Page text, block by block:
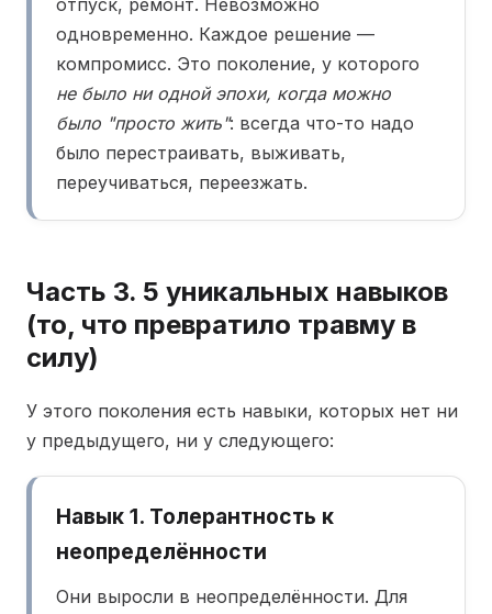
отпуск, ремонт. Невозможно
одновременно. Каждое решение —
компромисс. Это поколение, у которого
не было ни одной эпохи, когда можно
было "просто жить": всегда что-то надо
было перестраивать, выживать,
переучиваться, переезжать.
Часть 3. 5 уникальных навыков
(то, что превратило травму в
силу)
У этого поколения есть навыки, которых нет ни
у предыдущего, ни у следующего:
Навык 1. Толерантность к
неопределённости
Они выросли в неопределённости. Для